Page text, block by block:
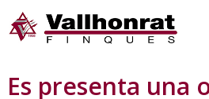
Es presenta una